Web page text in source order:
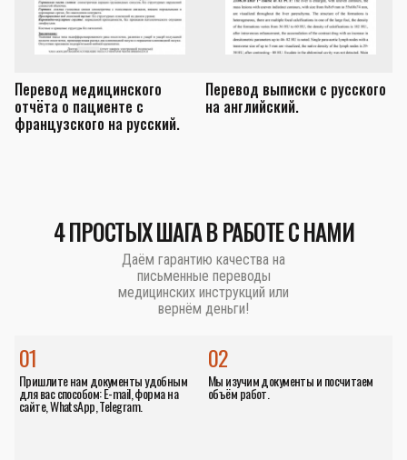
Перевод медицинского
отчёта о пациенте с
французского на русский.
Перевод выписки с русского
на английский.
4 ПРОСТЫХ ШАГА В РАБОТЕ С НАМИ
Даём гарантию качества на
письменные переводы
медицинских инструкций или
вернём деньги!
01
Пришлите нам документы удобным
для вас способом: E-mail, форма на
сайте, WhatsApp, Telegram.
02
Мы изучим документы и посчитаем
объём работ.